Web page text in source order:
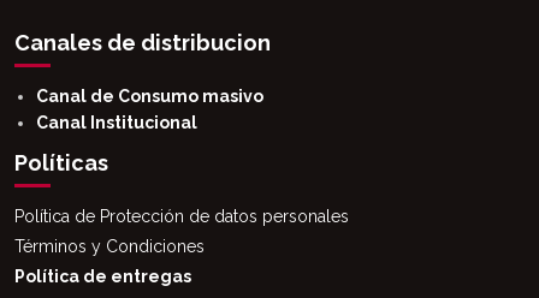
Canales de distribucion
Canal de Consumo masivo
Canal Institucional
Políticas
Política de Protección de datos personales
Términos y Condiciones
Política de entregas